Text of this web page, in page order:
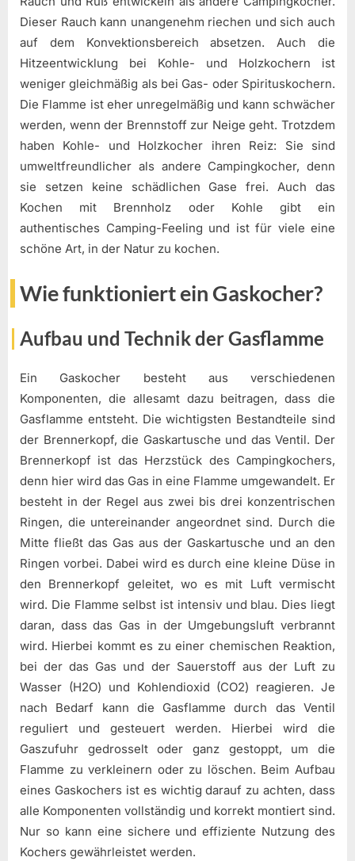
Dieser Rauch kann unangenehm riechen und sich auch
auf dem Konvektionsbereich absetzen. Auch die
Hitzeentwicklung bei Kohle- und Holzkochern ist
weniger gleichmäßig als bei Gas- oder Spirituskochern.
Die Flamme ist eher unregelmäßig und kann schwächer
werden, wenn der Brennstoff zur Neige geht. Trotzdem
haben Kohle- und Holzkocher ihren Reiz: Sie sind
umweltfreundlicher als andere Campingkocher, denn
sie setzen keine schädlichen Gase frei. Auch das
Kochen mit Brennholz oder Kohle gibt ein
authentisches Camping-Feeling und ist für viele eine
schöne Art, in der Natur zu kochen.
Wie funktioniert ein Gaskocher?
Aufbau und Technik der Gasflamme
Ein Gaskocher besteht aus verschiedenen
Komponenten, die allesamt dazu beitragen, dass die
Gasflamme entsteht. Die wichtigsten Bestandteile sind
der Brennerkopf, die Gaskartusche und das Ventil. Der
Brennerkopf ist das Herzstück des Campingkochers,
denn hier wird das Gas in eine Flamme umgewandelt. Er
besteht in der Regel aus zwei bis drei konzentrischen
Ringen, die untereinander angeordnet sind. Durch die
Mitte fließt das Gas aus der Gaskartusche und an den
Ringen vorbei. Dabei wird es durch eine kleine Düse in
den Brennerkopf geleitet, wo es mit Luft vermischt
wird. Die Flamme selbst ist intensiv und blau. Dies liegt
daran, dass das Gas in der Umgebungsluft verbrannt
wird. Hierbei kommt es zu einer chemischen Reaktion,
bei der das Gas und der Sauerstoff aus der Luft zu
Wasser (H2O) und Kohlendioxid (CO2) reagieren. Je
nach Bedarf kann die Gasflamme durch das Ventil
reguliert und gesteuert werden. Hierbei wird die
Gaszufuhr gedrosselt oder ganz gestoppt, um die
Flamme zu verkleinern oder zu löschen. Beim Aufbau
eines Gaskochers ist es wichtig darauf zu achten, dass
alle Komponenten vollständig und korrekt montiert sind.
Nur so kann eine sichere und effiziente Nutzung des
Kochers gewährleistet werden.